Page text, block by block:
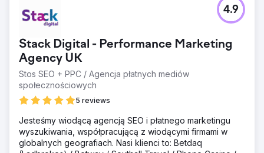
Stack Digital - Performance Marketing
Agency UK
Stos SEO + PPC / Agencja płatnych mediów
społecznościowych
5 reviews
4.9
Jesteśmy wiodącą agencją SEO i płatnego marketingu
wyszukiwania, współpracującą z wiodącymi firmami w
globalnych geografiach. Nasi klienci to: Betdaq